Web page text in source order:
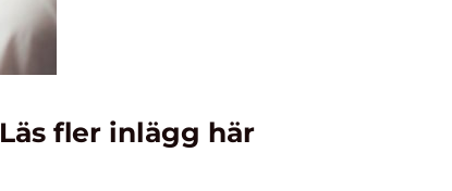
Läs fler inlägg här